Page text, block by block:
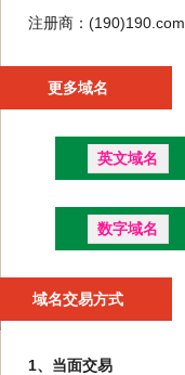
注册商：(190)190.com
更多域名
英文域名
数字域名
域名交易方式
1、当面交易